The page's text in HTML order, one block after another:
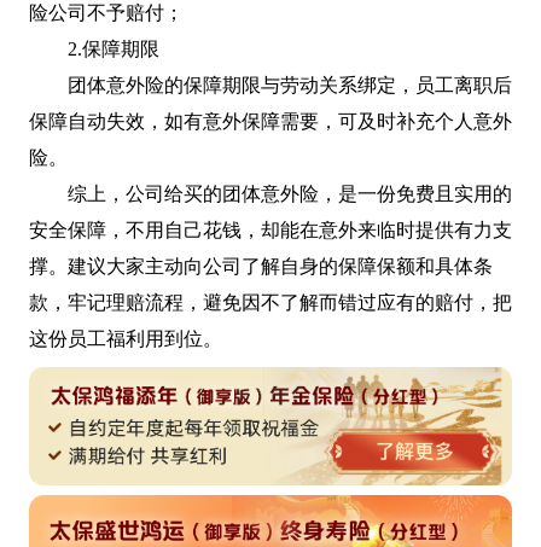
险公司不予赔付；
2.保障期限
团体意外险的保障期限与劳动关系绑定，员工离职后
保障自动失效，如有意外保障需要，可及时补充个人意外
险。
综上，公司给买的团体意外险，是一份免费且实用的
安全保障，不用自己花钱，却能在意外来临时提供有力支
撑。建议大家主动向公司了解自身的保障保额和具体条
款，牢记理赔流程，避免因不了解而错过应有的赔付，把
这份员工福利用到位。